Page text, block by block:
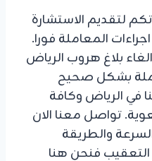
لتقديم الاستشارة
المعاملة فورا.
بلاغ هروب الرياض
بشكل صحيح
في الرياض وكافة
تواصل معنا الان
والطريقة
التعقيب فنحن هنا